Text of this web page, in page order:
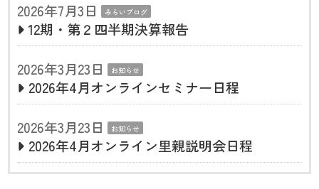
2026年7月3日
みらいブログ
12期・第２四半期決算報告
2026年3月23日
お知らせ
2026年4月オンラインセミナー日程
2026年3月23日
お知らせ
2026年4月オンライン里親説明会日程